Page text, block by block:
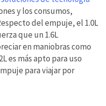
y los consumos,
del empuje, el 1.0L
que un 1.6L
en maniobras como
es más apto para uso
para viajar por